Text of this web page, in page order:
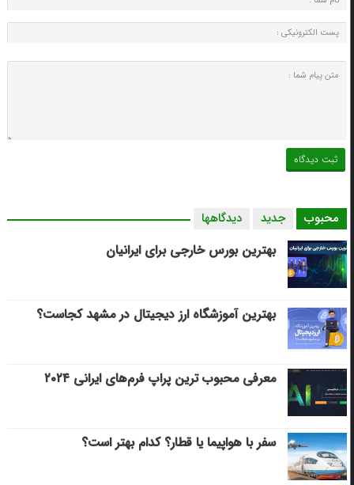
محبوب جدید دیدگاهها
بهترین بورس خارجی برای ایرانیان
بهترین آموزشگاه ارز دیجیتال در مشهد کجاست؟
معرفی محبوب ترین پراپ فرم‌های ایرانی ۲۰۲۴
سفر با هواپیما یا قطار؟ کدام بهتر است؟